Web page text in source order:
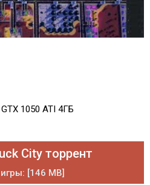
1050 ATI 4ГБ
City торрент
[146 MB]